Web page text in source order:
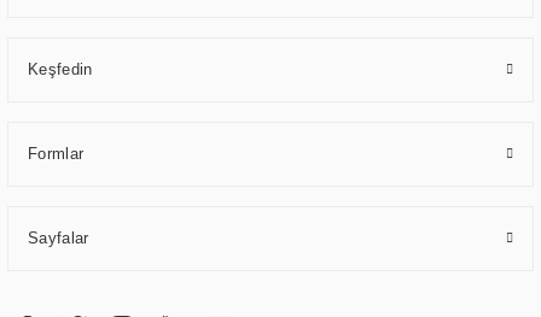
Keşfedin
Formlar
Sayfalar